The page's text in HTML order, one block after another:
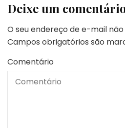
Deixe um
O seu endereço de e-mail
Campos obrigatórios são
Comentário